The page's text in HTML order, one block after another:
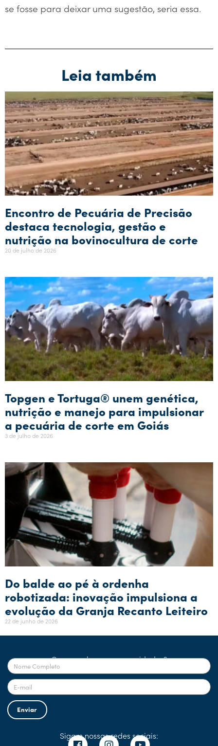
se fosse para deixar uma sugestão, seria essa.
Leia também
Encontro de Pecuária de Precisão
destaca tecnologia, gestão e
nutrição na bovinocultura de corte
20 de julho de 2026
Topgen e Tortuga® unem genética,
nutrição e manejo para impulsionar
a pecuária de corte em Goiás
3 de julho de 2026
Do balde ao pé à ordenha
robotizada: inovação impulsiona a
evolução da Granja Recanto Leiteiro
22 de junho de 2026
Quer receber nossas novidades?
Enviar
Sigam nossas redes sociais: